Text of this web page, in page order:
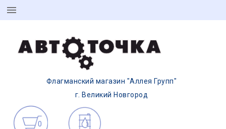
Флагманский магазин "Аллея Групп"
г. Великий Новгород
0